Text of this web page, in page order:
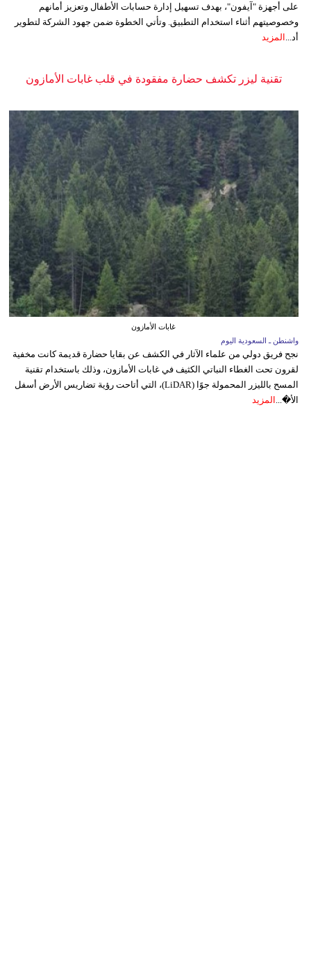
على أجهزة "آيفون"، بهدف تسهيل إدارة حسابات الأطفال وتعزيز أمانهم
وخصوصيتهم أثناء استخدام التطبيق. وتأتي الخطوة ضمن جهود الشركة لتطوير
أد... المزيد
تقنية ليزر تكشف حضارة مفقودة في قلب غابات الأمازون
غابات الأمازون
واشنطن ـ السعودية اليوم
نجح فريق دولي من علماء الآثار في الكشف عن بقايا حضارة قديمة كانت مخفية
لقرون تحت الغطاء النباتي الكثيف في غابات الأمازون، وذلك باستخدام تقنية
المسح بالليزر المحمولة جوًا (LiDAR)، التي أتاحت رؤية تضاريس الأرض أسفل
الأ�... المزيد